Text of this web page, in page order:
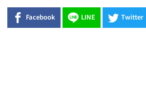
Facebook LINE Twitter